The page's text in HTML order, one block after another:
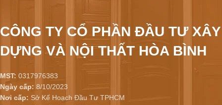
CÔNG TY CỔ PHẦN ĐẦU TƯ XÂY
DỰNG VÀ NỘI THẤT HÒA BÌNH
MST: 0317976383
Ngày cấp: 8/10/2023
Nơi cấp: Sở Kế Hoạch Đầu Tư TPHCM